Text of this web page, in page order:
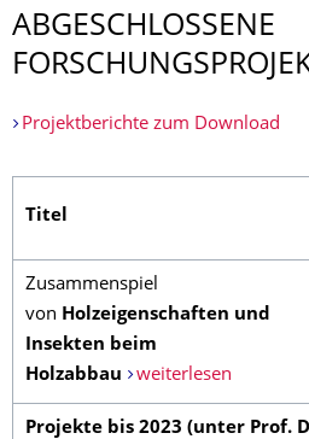
ABGESCHLOSSENE
Projektberichte zum Download
Titel
Zusammenspiel
von Holzeigenschaften und
Insekten beim
Holzabbau
weiterlesen
Projekte bis 2023 (unter Prof.